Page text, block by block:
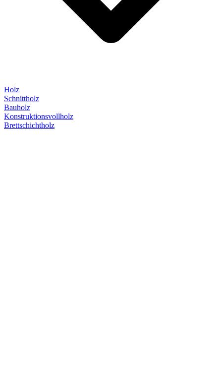
Holz
Schnittholz
Bauholz
Konstruktionsvollholz
Brettschichtholz